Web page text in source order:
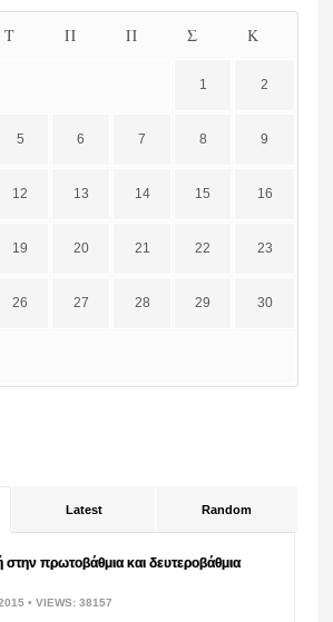
Τ Π Π Σ Κ
1 2
5 6 7 8 9
12 13 14 15 16
19 20 21 22 23
26 27 28 29 30
Latest Random
στην πρωτοβάθμια και δευτεροβάθμια
• VIEWS: 38157